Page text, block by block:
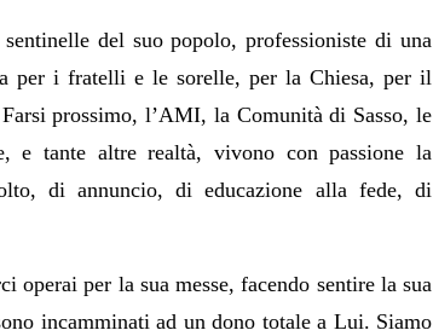
sentinelle del suo popolo, professioniste di una
per i fratelli e le sorelle, per la Chiesa, per il
prossimo, l’AMI, la Comunità di Sasso, le
e tante altre realtà, vivono con passione la
di annuncio, di educazione alla fede, di
operai per la sua messe, facendo sentire la sua
incamminati ad un dono totale a Lui. Siamo